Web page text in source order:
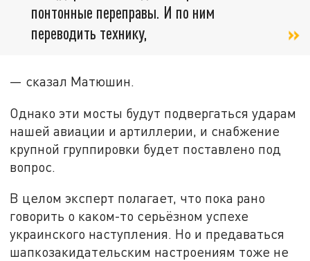
понтонные переправы. И по ним
переводить технику,
— сказал Матюшин.
Однако эти мосты будут подвергаться ударам
нашей авиации и артиллерии, и снабжение
крупной группировки будет поставлено под
вопрос.
В целом эксперт полагает, что пока рано
говорить о каком-то серьёзном успехе
украинского наступления. Но и предаваться
шапкозакидательским настроениям тоже не